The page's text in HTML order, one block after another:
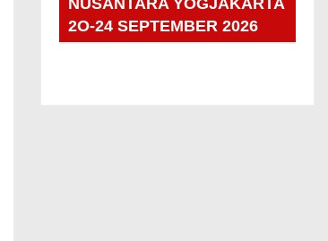
NUSANTARA YOGJAKARTA
2O-24 SEPTEMBER 2026